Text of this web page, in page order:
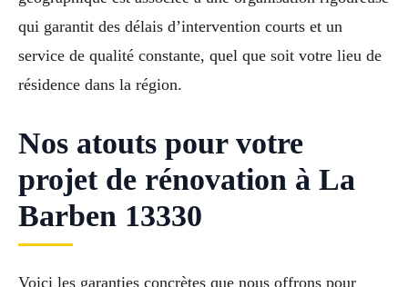
qui garantit des délais d’intervention courts et un
service de qualité constante, quel que soit votre lieu de
résidence dans la région.
Nos atouts pour votre
projet de rénovation à La
Barben 13330
Voici les garanties concrètes que nous offrons pour